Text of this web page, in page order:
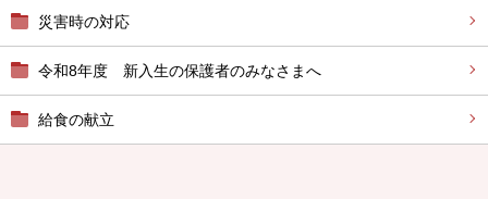
災害時の対応
令和8年度 新入生の保護者のみなさまへ
給食の献立